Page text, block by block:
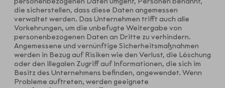
die sicherstellen, dass diese Daten angemessen
verwaltet werden. Das Unternehmen trifft auch alle
Vorkehrungen, um die unbefugte Weitergabe von
personenbezogenen Daten an Dritte zu verhindern.
Angemessene und vernünftige Sicherheitsmaßnahmen
werden in Bezug auf Risiken wie den Verlust, die Löschung
oder den illegalen Zugriff auf Informationen, die sich im
Besitz des Unternehmens befinden, angewendet. Wenn
Probleme auftreten, werden geeignete